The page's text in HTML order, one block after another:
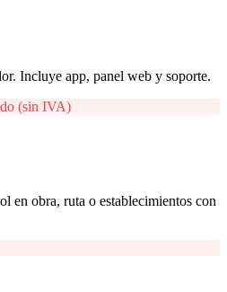
Incluye app, panel web y soporte.
(sin IVA)
en obra, ruta o establecimientos con